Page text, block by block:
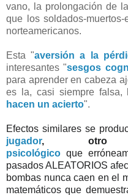
vano, la prolongación de la
que los soldados-
norteamericanos.
Esta "aversión a la
interesantes "sesgos
para aprender en cabeza
es la, casi siempre falsa,
hacen un acierto".
Efectos similares se
jugador, otro
psicológico que
pasados ALEATORIOS
bombas nunca caen en el
matemáticos que